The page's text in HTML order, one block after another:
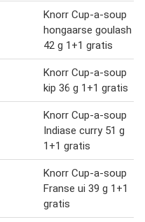
Knorr Cup-a-soup
hongaarse goulash
42 g 1+1 gratis
Knorr Cup-a-soup
kip 36 g 1+1 gratis
Knorr Cup-a-soup
Indiase curry 51 g
1+1 gratis
Knorr Cup-a-soup
Franse ui 39 g 1+1
gratis